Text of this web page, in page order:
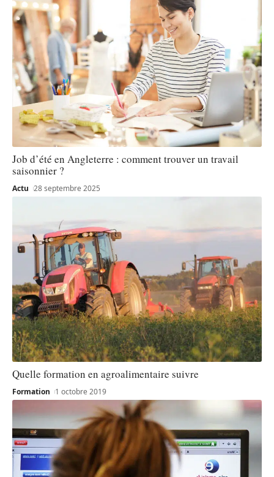
Job d’été en Angleterre : comment trouver un travail
saisonnier ?
Actu 28 septembre 2025
Quelle formation en agroalimentaire suivre
Formation 1 octobre 2019